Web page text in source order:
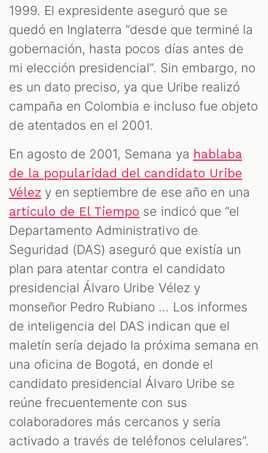
1999. El expresidente aseguró que se
quedó en Inglaterra “desde que terminé la
gobernación, hasta pocos días antes de
mi elección presidencial”. Sin embargo, no
es un dato preciso, ya que Uribe realizó
campaña en Colombia e incluso fue objeto
de atentados en el 2001.
En agosto de 2001, Semana ya hablaba
de la popularidad del candidato Uribe
Vélez y en septiembre de ese año en una
artículo de El Tiempo se indicó que “el
Departamento Administrativo de
Seguridad (DAS) aseguró que existía un
plan para atentar contra el candidato
presidencial Álvaro Uribe Vélez y
monseñor Pedro Rubiano … Los informes
de inteligencia del DAS indican que el
maletín sería dejado la próxima semana en
una oficina de Bogotá, en donde el
candidato presidencial Álvaro Uribe se
reúne frecuentemente con sus
colaboradores más cercanos y sería
activado a través de teléfonos celulares”.